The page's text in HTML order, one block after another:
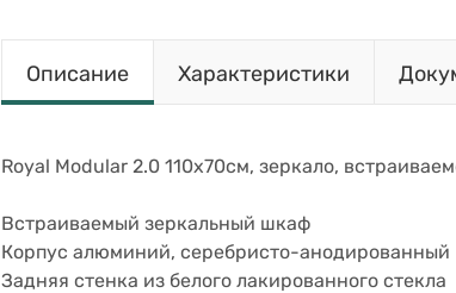
Описание Характеристики
Royal Modular 2.0 110х70см, зеркало,
Встраиваемый зеркальный шкаф
Корпус алюминий, серебристо-анодированный
Задняя стенка из белого лакированного стекла